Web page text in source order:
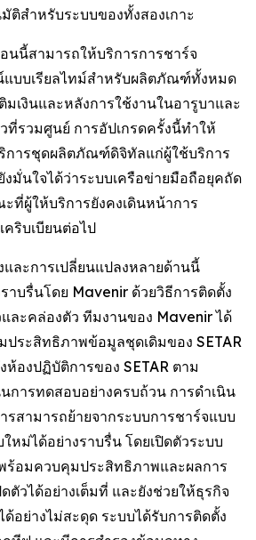
ติสำหรับระบบของทั้งสองเกาะ
นนี้สามารถให้บริการการชาร์จ
บบเรียลไทม์สำหรับผลิตภัณฑ์ทั้งหมด
มเงินและหลังการใช้งานในอารูบาและ
ที่รวมศูนย์ การอัปเกรดครั้งนี้ทำให้
การชุดผลิตภัณฑ์ดิจิทัลแก่ผู้ใช้บริการ
งมั่นใจได้ว่าระบบเครือข่ายมือถือยุคถัด
ที่ผู้ให้บริการยังคงเดินหน้าการ
ริบเบียนต่อไป
และการเปลี่ยนแปลงหลายด้านนี้
าบรื่นโดย Mavenir ด้วยวิธีการติดตั้ง
และคล่องตัว ทีมงานของ Mavenir ได้
ประสิทธิภาพข้อมูลชุดเดิมของ SETAR
ห้องปฏิบัติการของ SETAR ตาม
นการทดสอบอย่างครบถ้วน การดำเนิน
รสามารถย้ายจากระบบการชาร์จแบบ
ใหม่ได้อย่างราบรื่น โดยเปิดตัวระบบ
ร้อมควบคุมประสิทธิภาพและผลการ
ตัวได้อย่างเต็มที่ และยังช่วยให้ธุรกิจ
อย่างไม่สะดุด ระบบได้รับการติดตั้ง